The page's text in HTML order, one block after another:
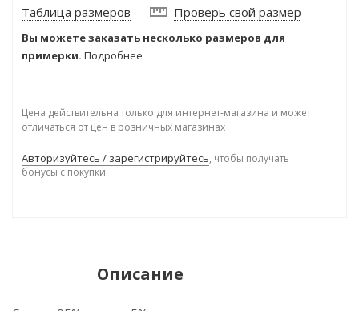
Таблица размеров Проверь свой размер
Вы можете заказать несколько размеров для
примерки. Подробнее
Цена действительна только для интернет-магазина и может
отличаться от цен в розничных магазинах
Авторизуйтесь / зарегистрируйтесь, чтобы получать
бонусы с покупки.
Описание